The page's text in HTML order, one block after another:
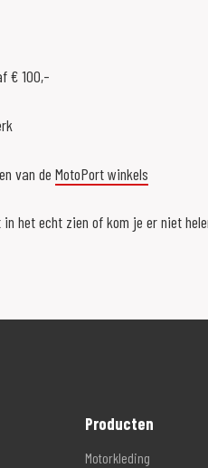
€ 100,-
van de MotoPort winkels
in het echt zien of kom je er niet
Producten
Motorkleding